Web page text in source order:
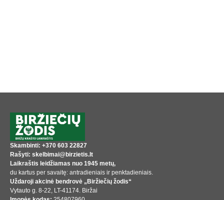
Skambinti: +370 603 22827
Rašyti: skelbimai@birzietis.lt
Laikraštis leidžiamas nuo 1945 metų,
du kartus per savaitę: antradieniais ir penktadieniais.
Uždaroji akcinė bendrovė „Biržiečių žodis“
Vytauto g. 8-22, LT-41174. Biržai